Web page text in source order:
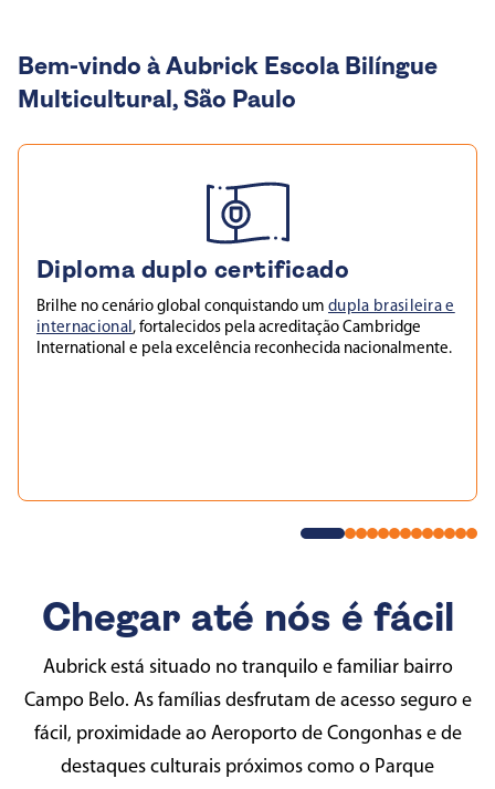
Bem-vindo à Aubrick Escola Bilíngue
Multicultural, São Paulo
Diploma duplo certificado
Brilhe no cenário global conquistando um dupla brasileira e
internacional, fortalecidos pela acreditação Cambridge
International e pela excelência reconhecida nacionalmente.
Chegar até nós é fácil
Aubrick está situado no tranquilo e familiar bairro
Campo Belo. As famílias desfrutam de acesso seguro e
fácil, proximidade ao Aeroporto de Congonhas e de
destaques culturais próximos como o Parque